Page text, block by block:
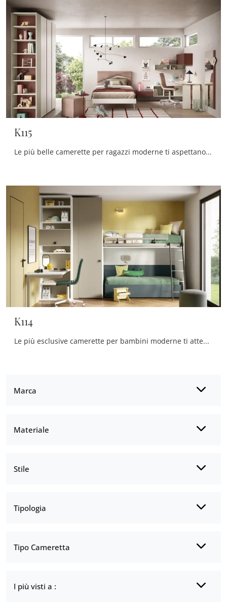
Marca
Materiale
Stile
Tipologia
Tipo Cameretta
I più visti a :
K115
Le più belle camerette per ragazzi moderne ti aspettano! Scopri il modello K115 di Moretti Compact Camerette.
K114
Le più esclusive camerette per bambini moderne ti attendono! Scopri il modello K114 di Moretti Compact Camerette.